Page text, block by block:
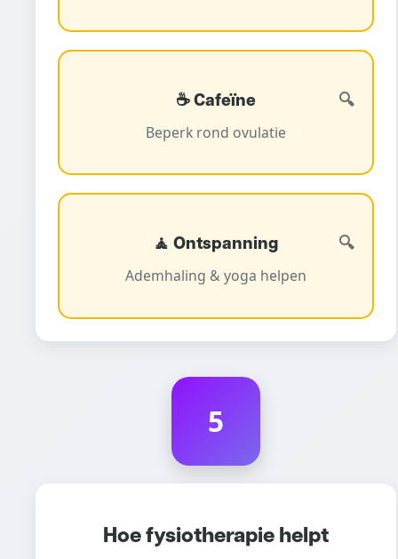
☕ Cafeïne
Beperk rond ovulatie
🧘 Ontspanning
Ademhaling & yoga helpen
5
Hoe fysiotherapie helpt